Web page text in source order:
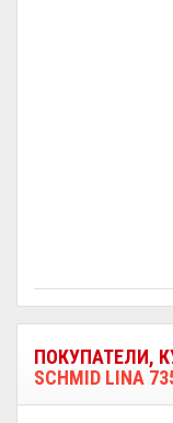
ПОКУПАТЕЛИ,
SCHMID LINA